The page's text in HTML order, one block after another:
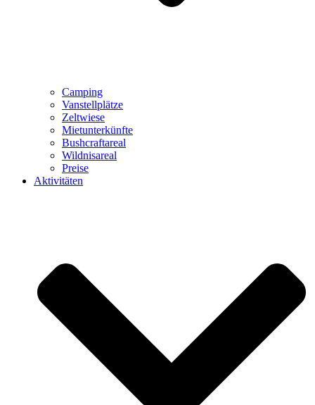
Camping
Vanstellplätze
Zeltwiese
Mietunterkünfte
Bushcraftareal
Wildnisareal
Preise
Aktivitäten